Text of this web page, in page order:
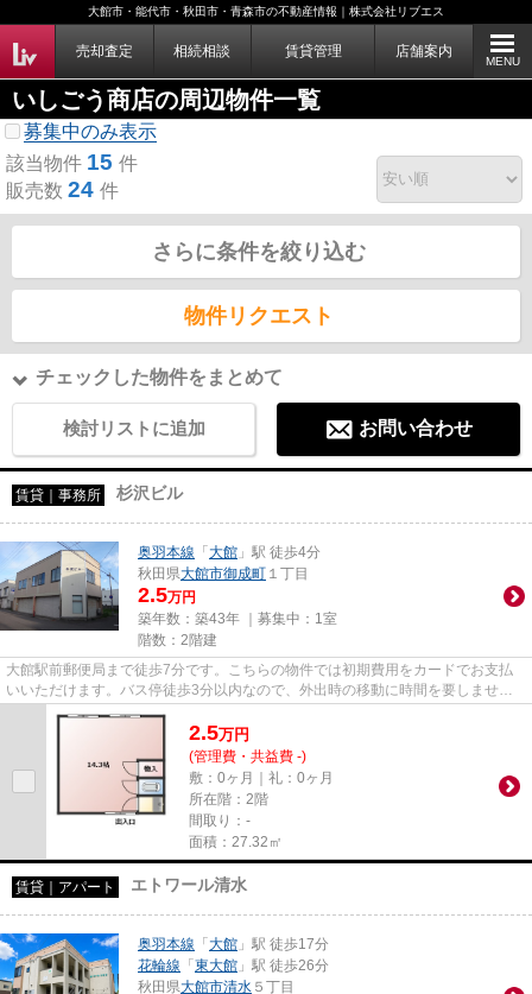
大館市・能代市・秋田市・青森市の不動産情報｜株式会社リブエス
売却査定 相続相談 賃貸管理 店舗案内
MENU
いしごう商店の周辺物件一覧
募集中のみ表示
該当物件 15 件
販売数 24 件
さらに条件を絞り込む
物件リクエスト
チェックした物件をまとめて
検討リストに追加 お問い合わせ
賃貸｜事務所 杉沢ビル
奥羽本線 「 大館 」駅 徒歩4分
秋田県大館市御成町 １丁目
2.5万円
築年数：築43年 ｜募集中： 1室
階数：2階建
大館駅前郵便局まで徒歩7分です。こちらの物件では初期費用をカードでお支払
いいただけます。バス停徒歩3分以内なので、外出時の移動に時間を要しませ
ん。駅まで4分と、駅近でアクセス...
2.5万円
(管理費・共益費 -)
敷：0ヶ月｜礼：0ヶ月
所在階：2階
間取り：-
面積：27.32㎡
賃貸｜アパート エトワール清水
奥羽本線 「 大館 」駅 徒歩17分
花輪線 「 東大館 」駅 徒歩26分
秋田県大館市清水 ５丁目